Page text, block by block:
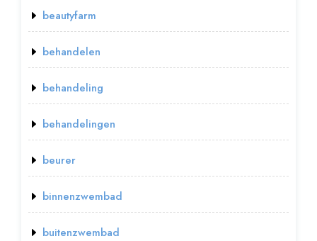
beautyfarm
behandelen
behandeling
behandelingen
beurer
binnenzwembad
buitenzwembad